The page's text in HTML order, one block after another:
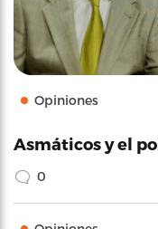
Opiniones
Asmáticos y el
0